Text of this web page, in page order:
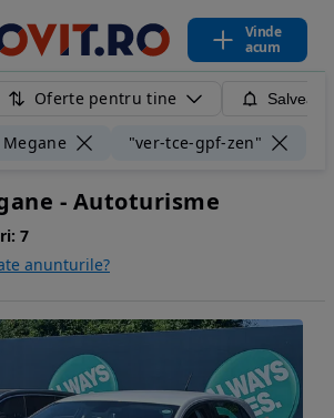
Vinde
acum
Oferte pentru tine
Megane "ver-tce-gpf-zen"
- Autoturisme
7
anunturile?